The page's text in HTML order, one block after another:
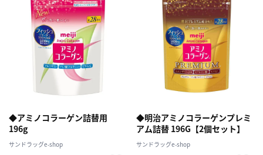
◆アミノコラーゲン詰替用
196g
サンドラッグe-shop
◆明治アミノコラーゲンプレミ
アム詰替 196G【2個セット】
サンドラッグe-shop